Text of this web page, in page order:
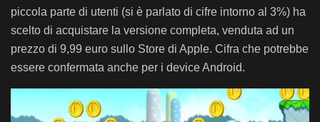
piccola parte di utenti (si è parlato di cifre intorno al 3%) ha
scelto di acquistare la versione completa, venduta ad un
prezzo di 9,99 euro sullo Store di Apple. Cifra che potrebbe
essere confermata anche per i device Android.